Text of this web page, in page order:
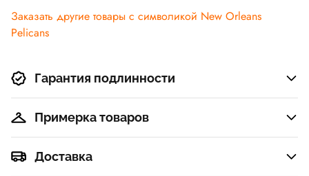
Заказать другие товары с символикой New Orleans
Pelicans
Гарантия подлинности
Примерка товаров
Доставка